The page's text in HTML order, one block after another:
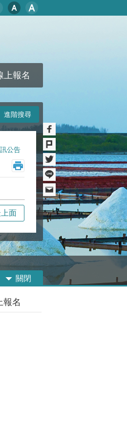
上報名
進階搜尋
公告
面
關閉
報名